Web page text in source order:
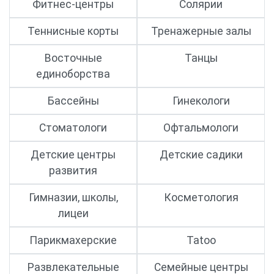
Фитнес-центры Солярии
Теннисные корты Тренажерные залы
Восточные
единоборства
Танцы
Бассейны Гинекологи
Стоматологи Офтальмологи
Детские центры
развития
Детские садики
Гимназии, школы,
лицеи
Косметология
Парикмахерские Tatoo
Развлекательные
Семейные центры